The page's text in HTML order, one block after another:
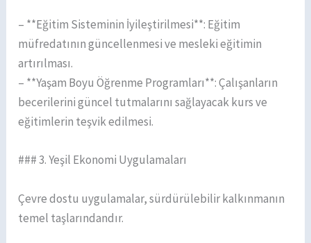
– **Eğitim Sisteminin İyileştirilmesi**: Eğitim
müfredatının güncellenmesi ve mesleki eğitimin
artırılması.
– **Yaşam Boyu Öğrenme Programları**: Çalışanların
becerilerini güncel tutmalarını sağlayacak kurs ve
eğitimlerin teşvik edilmesi.
### 3. Yeşil Ekonomi Uygulamaları
Çevre dostu uygulamalar, sürdürülebilir kalkınmanın
temel taşlarındandır.